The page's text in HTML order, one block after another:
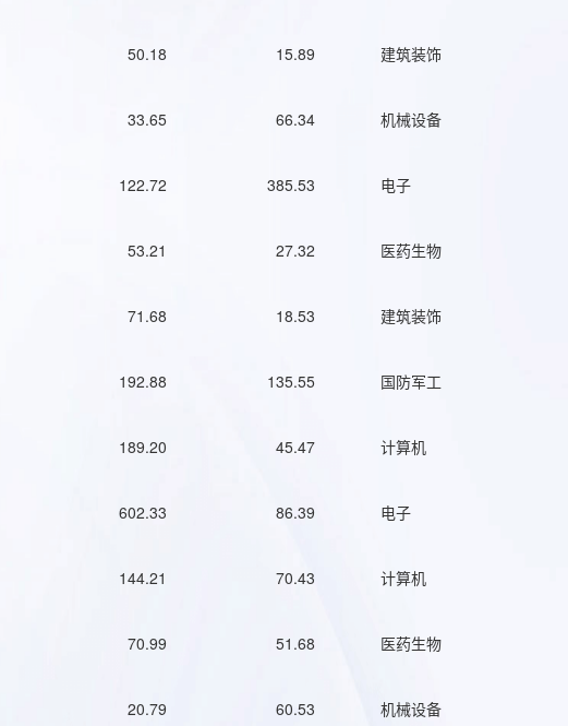
50.18 15.89 建筑装饰
33.65 66.34 机械设备
122.72 385.53 电子
53.21 27.32 医药生物
71.68 18.53 建筑装饰
192.88 135.55 国防军工
189.20 45.47 计算机
602.33 86.39 电子
144.21 70.43 计算机
70.99 51.68 医药生物
20.79 60.53 机械设备